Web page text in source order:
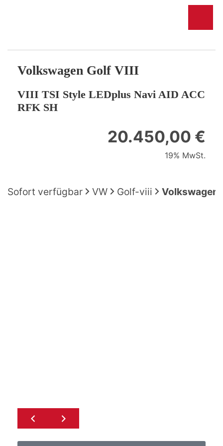
Volkswagen Golf VIII
VIII TSI Style LEDplus Navi AID ACC
RFK SH
20.450,00 €
19% MwSt.
Sofort verfügbar VW Golf-viii Volkswagen